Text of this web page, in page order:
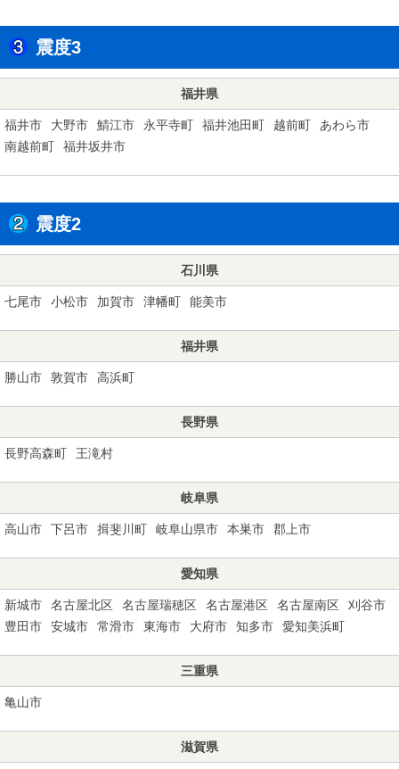
震度3
福井県
福井市 大野市 鯖江市 永平寺町 福井池田町 越前町
あわら市
南越前町
福井坂井市
震度2
石川県
七尾市 小松市 加賀市 津幡町 能美市
福井県
勝山市 敦賀市 高浜町
長野県
長野高森町 王滝村
岐阜県
高山市 下呂市 揖斐川町 岐阜山県市 本巣市 郡上市
愛知県
新城市 名古屋北区 名古屋瑞穂区 名古屋港区 名古屋南区
刈谷市
豊田市
安城市 常滑市 東海市 大府市 知多市 愛知美浜町
三重県
亀山市
滋賀県